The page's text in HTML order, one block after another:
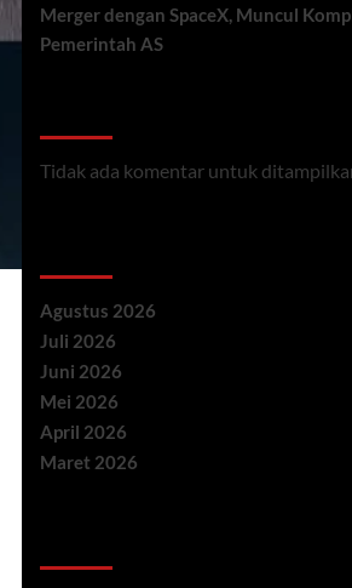
Merger dengan SpaceX, Muncul
Pemerintah AS
Tidak ada komentar untuk
Agustus 2026
Juli 2026
Juni 2026
Mei 2026
April 2026
Maret 2026